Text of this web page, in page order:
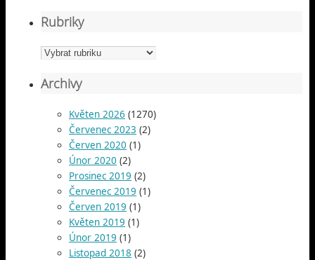
Rubriky
Rubriky
Archivy
Květen 2026 (1270)
Červenec 2023 (2)
Červen 2020 (1)
Únor 2020 (2)
Prosinec 2019 (2)
Červenec 2019 (1)
Červen 2019 (1)
Květen 2019 (1)
Únor 2019 (1)
Listopad 2018 (2)